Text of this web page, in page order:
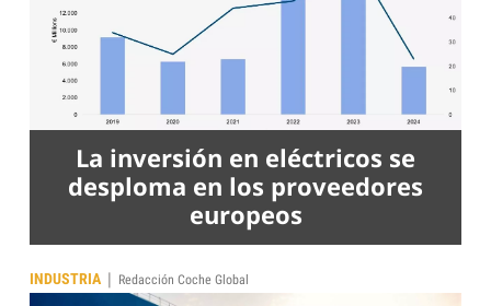
La inversión en eléctricos se
desploma en los proveedores
europeos
INDUSTRIA | Redacción Coche Global